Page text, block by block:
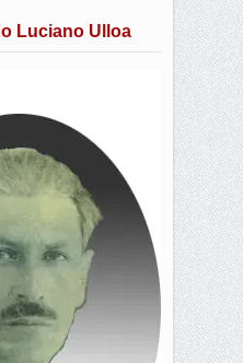
Luciano Ulloa